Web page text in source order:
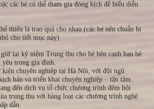
các bé có thể tham gia đóng kịch để biểu diễn
thiếu là trao quà cho nhau (các bé nên chuẩn bị
cho tiết mục này)
lại kỷ niệm Trung thu cho bé bên cạnh bạn bè
yêu trong gia đình.
chuyên nghiệp tại Hà Nội, với đội ngũ
bản và triển khai chuyên nghiệp – tận tâm.
đến dịch vụ tổ chức chương trình đêm hội
trung thu với hàng loạt các chương trình nghệ
dẫn.